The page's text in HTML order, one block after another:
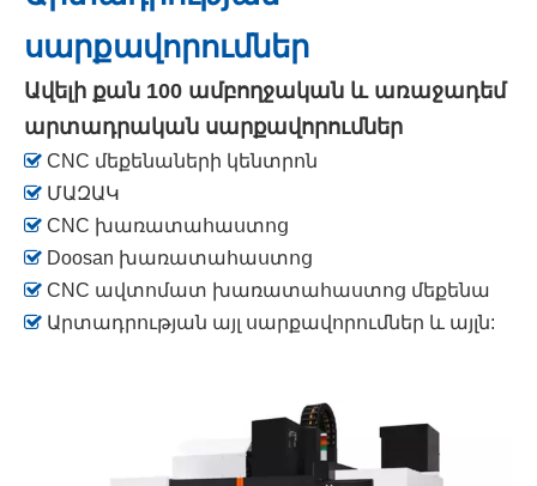
սարքավորումներ
Ավելի քան 100 ամբողջական և առաջադեմ
արտադրական սարքավորումներ
 CNC մեքենաների կենտրոն
 ՄԱԶԱԿ
 CNC խառատահաստոց
 Doosan խառատահաստոց
 CNC ավտոմատ խառատահաստոց մեքենա
 Արտադրության այլ սարքավորումներ և այլն: